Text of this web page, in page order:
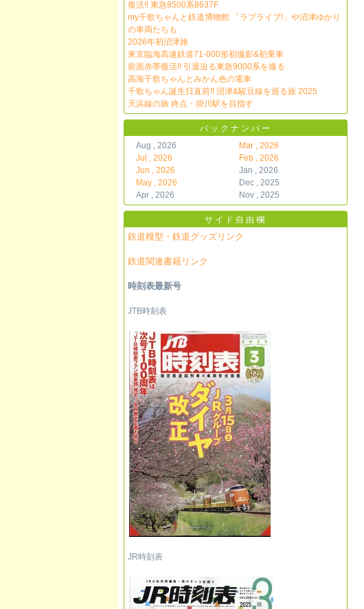
復活!! 東急8500系8637F
my千歌ちゃんと鉄道博物館 「ラブライブ!」や沼津ゆかり
の車両たちも
2026年初沼津旅
東京臨海高速鉄道71-000形初撮影&初乗車
前面赤帯復活!! 引退迫る東急9000系を撮る
高海千歌ちゃんとみかん色の電車
千歌ちゃん誕生日直前!! 沼津&駿豆線を巡る旅 2025
天浜線の旅 終点・掛川駅を目指す
バックナンバー
Aug , 2026
Jul , 2026
Jun , 2026
May , 2026
Apr , 2026
Mar , 2026
Feb , 2026
Jan , 2026
Dec , 2025
Nov , 2025
サイド自由欄
鉄道模型・鉄道グッズリンク
鉄道関連書籍リンク
時刻表最新号
JTB時刻表
JR時刻表